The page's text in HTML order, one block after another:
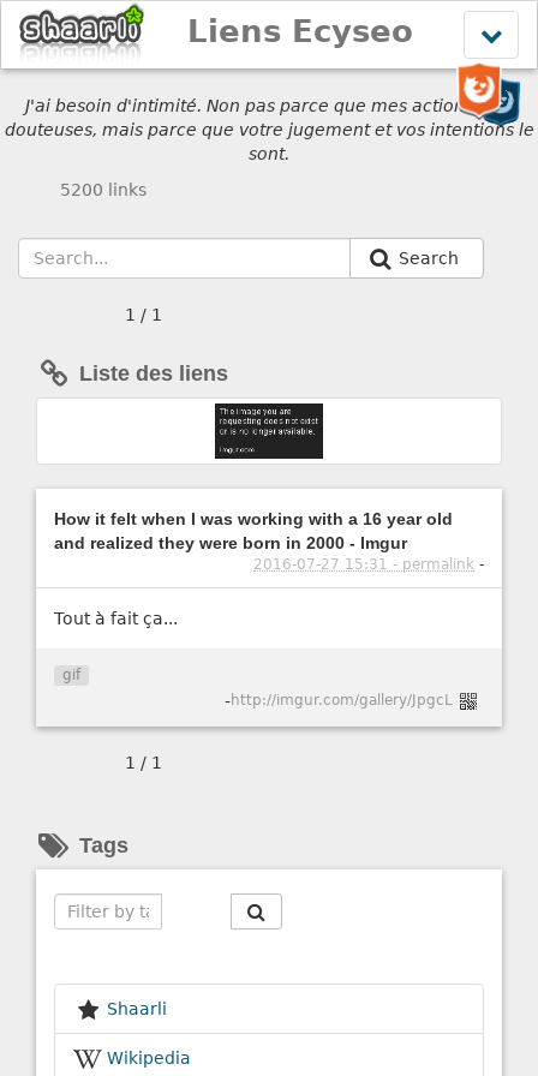
le
menu
Liens Ecyseo
J'ai besoin d'intimité. Non pas parce que mes actions sont
douteuses, mais parce que votre jugement et vos intentions le
sont.
5200 links
Search
1 / 1
Liste des liens
How it felt when I was working with a 16 year old
and realized they were born in 2000 - Imgur
2016-07-27 15:31 - permalink -
Tout à fait ça...
gif
-http://imgur.com/gallery/JpgcL
1 / 1
Tags
Shaarli
Wikipedia